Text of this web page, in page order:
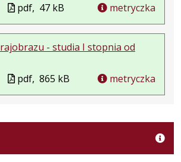
pdf, 47 kB metryczka
- studia I stopnia od
pdf, 865 kB metryczka